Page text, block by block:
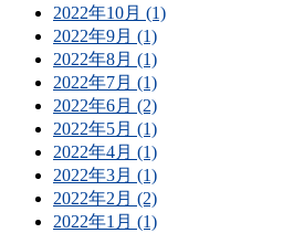
2022年10月 (1)
2022年9月 (1)
2022年8月 (1)
2022年7月 (1)
2022年6月 (2)
2022年5月 (1)
2022年4月 (1)
2022年3月 (1)
2022年2月 (2)
2022年1月 (1)